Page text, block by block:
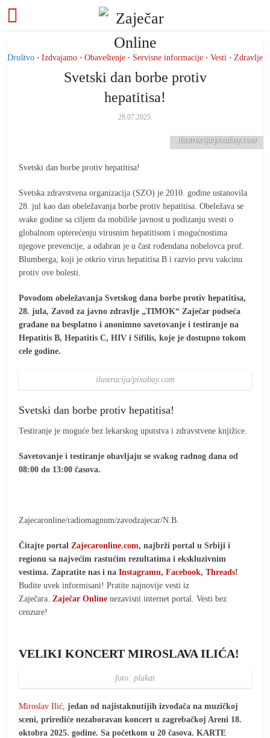
Društvo • Izdvajamo • Obaveštenje • Servisne informacije • Vesti • Zdravlje
Svetski dan borbe protiv
hepatitisa!
28.07.2025.
ilustracija/pixabay.com
Svetski dan borbe protiv hepatitisa!
Svetska zdravstvena organizacija (SZO) je 2010. godine ustanovila
28. jul kao dan obeležavanja borbe protiv hepatitisa. Obeležava se
svake godine sa ciljem da mobiliše javnost u podizanju svesti o
globalnom opterećenju virusnim hepatitisom i mogućnostima
njegove prevencije, a odabran je u čast rođendana nobelovca prof.
Blumberga, koji je otkrio virus hepatitisa B i razvio prvu vakcinu
protiv ove bolesti.
Povodom obeležavanja Svetskog dana borbe protiv hepatitisa,
28. jula, Zavod za javno zdravlje „TIMOK“ Zaječar podseća
građane na besplatno i anonimno savetovanje i testiranje na
Hepatitis B, Hepatitis C, HIV i Sifilis, koje je dostupno tokom
cele godine.
ilustracija/pixabay.com
Svetski dan borbe protiv hepatitisa!
Testiranje je moguće bez lekarskog uputstva i zdravstvene knjižice.
Savetovanje i testiranje obavljaju se svakog radnog dana od
08:00 do 13:00 časova.
Zajecaronline/radiomagnum/zavodzajecar/N.B.
Čitajte portalZajecaronline.com, najbrži portal u Srbiji i
regionu sa najvećim rastućim rezultatima i ekskluzivnim
vestima. Zapratite nas i naInstagramu,Facebook,Threads!
Budite uvek informisani! Pratite najnovije vesti iz
Zaječara. Zaječar Onlinenezavisni internet portal. Vesti bez
cenzure!
VELIKI KONCERT MIROSLAVA ILIĆA!
foto: plakat
Miroslav Ilić, jedan od najistaknutijih izvođača na muzičkoj
sceni, prirediće nezaboravan koncert u zagrebačkoj Areni 18.
oktobra 2025. godine. Sa početkom u 20 časova. KARTE